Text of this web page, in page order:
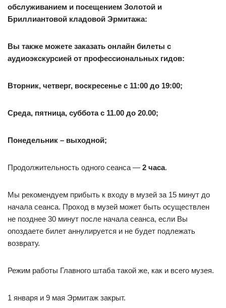
обслуживанием и посещением Золотой и
Бриллиантовой кладовой Эрмитажа:
Вы также можете заказать онлайн билеты с
аудиоэкскурсией от профессиональных гидов:
Вторник, четверг, воскресенье с 11:00 до 19:00;
Среда, пятница, суббота с 11.00 до 20.00;
Понедельник – выходной;
Продолжительность одного сеанса — 2 часа.
Мы рекомендуем прибыть к входу в музей за 15 минут до
начала сеанса. Проход в музей может быть осуществлен
не позднее 30 минут после начала сеанса, если Вы
опоздаете билет аннулируется и не будет подлежать
возврату.
Режим работы Главного штаба такой же, как и всего музея.
1 января и 9 мая Эрмитаж закрыт.